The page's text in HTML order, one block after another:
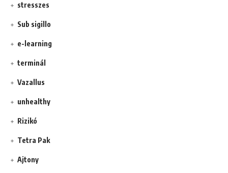
stresszes
Sub sigillo
e-learning
terminál
Vazallus
unhealthy
Rizikó
Tetra Pak
Ajtony